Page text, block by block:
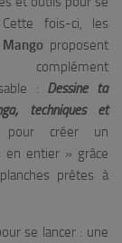
fois-ci, les
proposent
: Dessine ta
techniques et
créer un
en entier » grâce
prêtes à
se lancer : une